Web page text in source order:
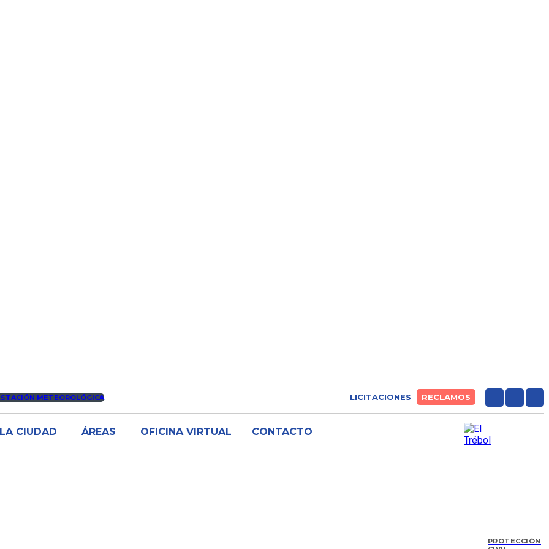
METEOROLÓGICA LICITACIONES RECLAMOS
LA CIUDAD ÁREAS OFICINA VIRTUAL CONTACTO
PROTECCIÓN